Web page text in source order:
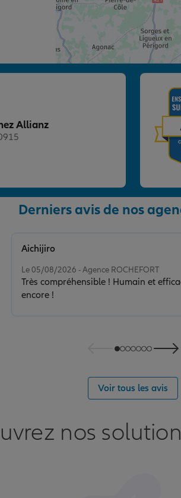
Allianz
Derniers avis de nos
Le 05/08/2026 - Agence ROCHEFORT
Très compréhensible ! Humain et
encore !
Aichijiro
Voir tous les avis
nos